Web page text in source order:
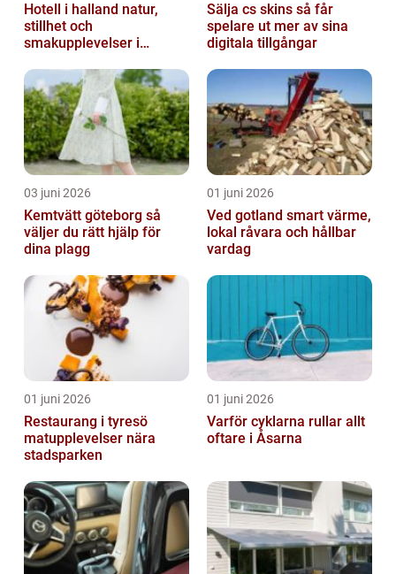
Hotell i halland natur,
stillhet och
smakupplevelser i
Sälja cs skins så får
spelare ut mer av sina
digitala tillgångar
03 juni 2026
Kemtvätt göteborg så
väljer du rätt hjälp för
dina plagg
01 juni 2026
Ved gotland smart värme,
lokal råvara och hållbar
vardag
01 juni 2026
Restaurang i tyresö
matupplevelser nära
stadsparken
01 juni 2026
Varför cyklarna rullar allt
oftare i Åsarna